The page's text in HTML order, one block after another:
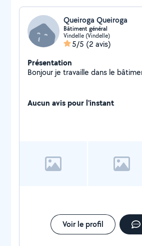
Queiroga Queiroga
Bâtiment général
Vindelle (Vindelle)
5/5 (2 avis)
Présentation
Bonjour je travaille dans le
Aucun avis pour l'instant
Voir le profil